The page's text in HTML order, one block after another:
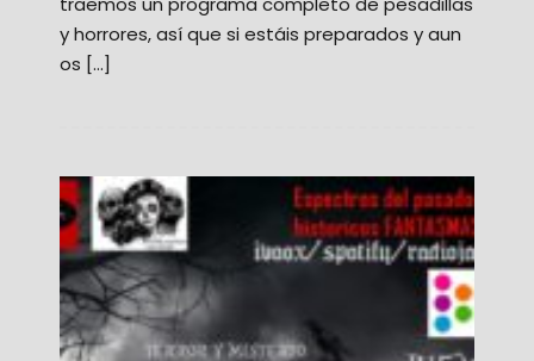
y horrores, así que si estáis preparados y aun
os […]